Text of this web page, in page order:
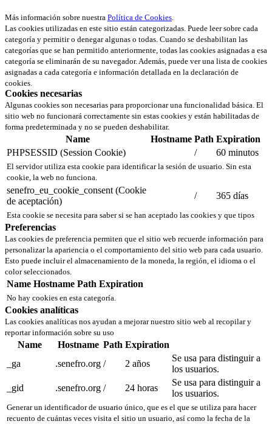
Más información sobre nuestra Política de Cookies.
Las cookies utilizadas en este sitio están categorizadas. Puede leer sobre cada
categoría y permitir o denegar algunas o todas. Cuando se deshabilitan las
categorías que se han permitido anteriormente, todas las cookies asignadas a esa
categoría se eliminarán de su navegador. Además, puede ver una lista de cookies
asignadas a cada categoría e información detallada en la declaración de
cookies.
Cookies necesarias
Algunas cookies son necesarias para proporcionar una funcionalidad básica. El
sitio web no funcionará correctamente sin estas cookies y están habilitadas de
forma predeterminada y no se pueden deshabilitar.
Name Hostname Path Expiration
PHPSESSID (Session Cookie)
/ 60 minutos
El servidor utiliza esta cookie para identificar la sesión de usuario. Sin esta
cookie, la web no funciona.
senefro_eu_cookie_consent (Cookie
de aceptación)
/ 365 días
Esta cookie se necesita para saber si se han aceptado las cookies y que tipos
Preferencias
Las cookies de preferencia permiten que el sitio web recuerde información para
personalizar la apariencia o el comportamiento del sitio web para cada usuario.
Esto puede incluir el almacenamiento de la moneda, la región, el idioma o el
color seleccionados.
Name Hostname Path Expiration
No hay cookies en esta categoría.
Cookies analíticas
Las cookies analíticas nos ayudan a mejorar nuestro sitio web al recopilar y
reportar información sobre su uso
Name Hostname Path Expiration
_ga
.senefro.org / 2 años
Se usa para distinguir a
los usuarios.
_gid
.senefro.org / 24 horas
Se usa para distinguir a
los usuarios.
Generar un identificador de usuario único, que es el que se utiliza para hacer
recuento de cuántas veces visita el sitio un usuario, así como la fecha de la